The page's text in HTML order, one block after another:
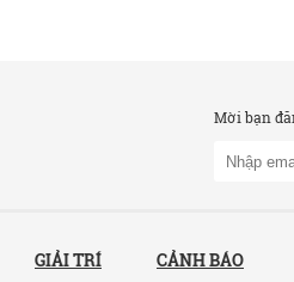
Mời bạn
GIẢI TRÍ CẢNH BÁO